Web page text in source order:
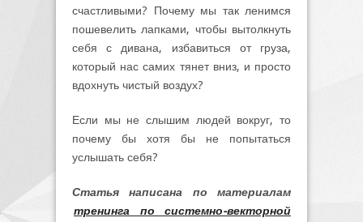
счастливыми? Почему мы так ленимся
пошевелить лапками, чтобы вытолкнуть
себя с дивана, избавиться от груза,
который нас самих тянет вниз, и просто
вдохнуть чистый воздух?
Если мы не слышим людей вокруг, то
почему бы хотя бы не попытаться
услышать себя?
Статья написана по материалам
тренинга по системно-векторной